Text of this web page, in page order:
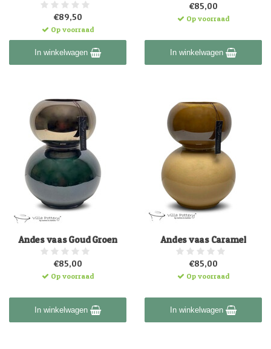
€89,50
Op voorraad
In winkelwagen
€85,00
Op voorraad
In winkelwagen
Andes vaas Goud Groen
€85,00
Op voorraad
In winkelwagen
Andes vaas Caramel
€85,00
Op voorraad
In winkelwagen